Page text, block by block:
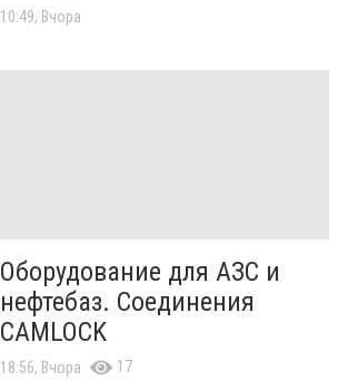
10:49, Вчора
Оборудование для АЗС и
нефтебаз. Соединения
CAMLOCK
18:56, Вчора 17